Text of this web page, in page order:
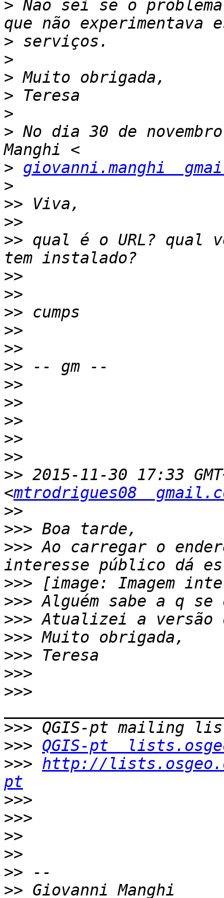
> Não sei se o
>
>
>
>
>
> No dia 30 de
> giovanni.manghi
>
>>
>>
>> qual é o URL? qual
>>
>>
>>
>>
>>
>>
>>
>>
>>
>>
>>
>> 2015-11-30 17:33
<mtrodrigues08
>>
>>>
>>> Ao carregar o
>>>
>>>
>>>
>>>
>>>
>>>
>>>
>>>
>>> QGIS-pt
>>> http://
pt
>>>
>>>
>>
>>
>>
>>